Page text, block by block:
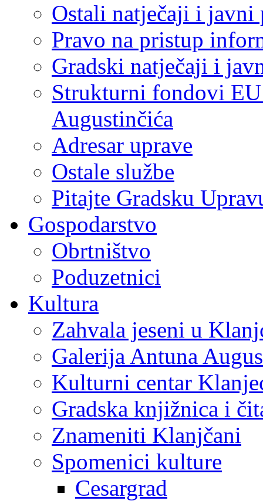
Ostali natječaji i javni
Pravo na pristup
Gradski natječaji i
Strukturni fondovi
Augustinčića
Adresar uprave
Ostale službe
Pitajte Gradsku
Gospodarstvo
Obrtništvo
Poduzetnici
Kultura
Zahvala jeseni u
Galerija Antuna
Kulturni centar
Gradska knjižnica i
Znameniti Klanjčani
Spomenici kulture
Cesargrad